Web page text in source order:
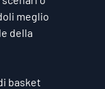
meglio
della
basket